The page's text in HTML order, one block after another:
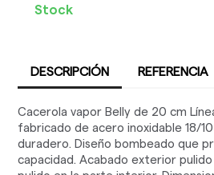
Stock
DESCRIPCIÓN REFERENCIA
Cacerola vapor Belly de 20 cm
fabricado de acero inoxidable 18/
duradero. Diseño bombeado que
capacidad. Acabado exterior